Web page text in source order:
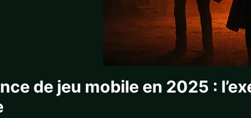
de jeu mobile en 2025 :